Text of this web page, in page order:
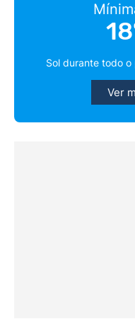
Sol durante todo o
Ver